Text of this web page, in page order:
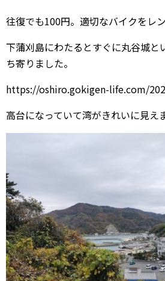
往復でも100円。適切なバイクをレ
下蒲刈島にわたるとすぐに丸谷城と
ち寄りました。
https://oshiro.gokigen-life.com/
高台になっていて湾がきれいに見え